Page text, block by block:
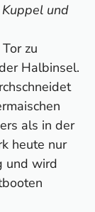
und
zu
Halbinsel.
als in der
heute nur
und wird